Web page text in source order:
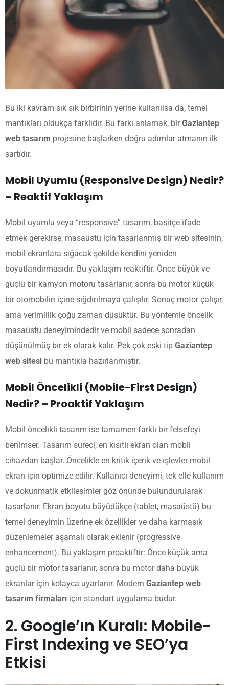
Bu iki kavram sık sık birbirinin yerine kullanılsa da, temel
mantıkları oldukça farklıdır. Bu farkı anlamak, birGaziantep
web tasarım projesine başlarken doğru adımlar atmanın ilk
şartıdır.
Mobil Uyumlu (Responsive Design) Nedir?
– Reaktif Yaklaşım
Mobil uyumlu veya “responsive” tasarım, basitçe ifade
etmek gerekirse, masaüstü için tasarlanmış bir web sitesinin,
mobil ekranlara sığacak şekilde kendini yeniden
boyutlandırmasıdır. Bu yaklaşım reaktiftir. Önce büyük ve
güçlü bir kamyon motoru tasarlanır, sonra bu motor küçük
bir otomobilin içine sığdırılmaya çalışılır. Sonuç motor çalışır,
ama verimlilik çoğu zaman düşüktür. Bu yöntemle öncelik
masaüstü deneyimindedir ve mobil sadece sonradan
düşünülmüş bir ek olarak kalır. Pek çok eski tip Gaziantep
web sitesi bu mantıkla hazırlanmıştır.
Mobil Öncelikli (Mobile-First Design)
Nedir? – Proaktif Yaklaşım
Mobil öncelikli tasarım ise tamamen farklı bir felsefeyi
benimser. Tasarım süreci, en kısıtlı ekran olan mobil
cihazdan başlar. Öncelikle en kritik içerik ve işlevler mobil
ekran için optimize edilir. Kullanıcı deneyimi, tek elle kullanım
ve dokunmatik etkileşimler göz önünde bulundurularak
tasarlanır. Ekran boyutu büyüdükçe (tablet, masaüstü) bu
temel deneyimin üzerine ek özellikler ve daha karmaşık
düzenlemeler aşamalı olarak eklenir (progressive
enhancement). Bu yaklaşım proaktiftir: Önce küçük ama
güçlü bir motor tasarlanır, sonra bu motor daha büyük
ekranlar için kolayca uyarlanır. Modern Gaziantep web
tasarım firmaları için standart uygulama budur.
2. Google’ın Kuralı: Mobile-
First Indexing ve SEO’ya
Etkisi